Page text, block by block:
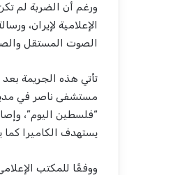
ورغم أن الضربة لم
الإعلامية لإيران،
الصوت المستقل
تأتي هذه الجريمة
مستشفى ناصر في
“فلسطين اليوم”،
يستهدف الكاميرا
ووفقًا للمكتب